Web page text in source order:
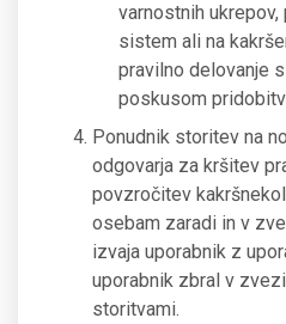
varnostnih
sistem ali na
pravilno delovanje
poskusom
Ponudnik storitev na
odgovarja za kršitev
povzročitev
osebam zaradi in v
izvaja uporabnik z
uporabnik zbral v
storitvami.